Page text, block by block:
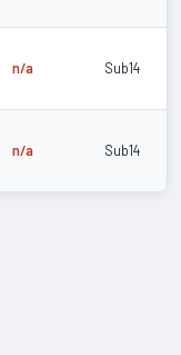
n/a Sub14
n/a Sub14